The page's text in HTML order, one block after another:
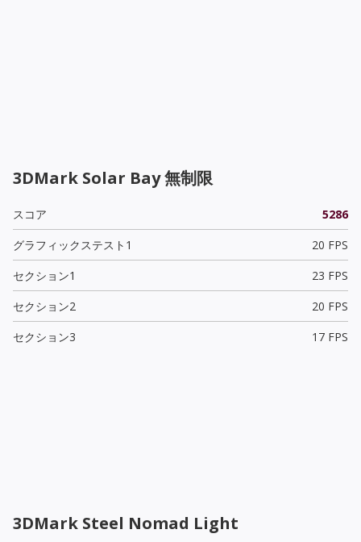
3DMark Solar Bay 無制限
スコア
5286
グラフィックステスト1
20 FPS
セクション1
23 FPS
セクション2
20 FPS
セクション3
17 FPS
3DMark Steel Nomad Light